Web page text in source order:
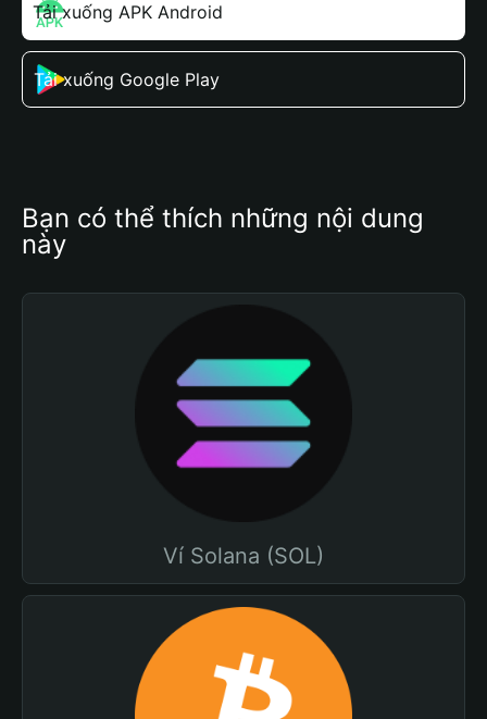
Tải xuống APK Android
Tải xuống Google Play
Bạn có thể thích những nội dung
này
Ví Solana (SOL)